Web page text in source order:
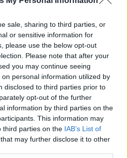
sale, sharing to third parties, or
or sensitive information for
please use the below opt-out
Please note that after your
you may continue seeing
personal information utilized by
disclosed to third parties prior to
opt-out of the further
information by third parties on the
This information may
third parties on the IAB’s List of
that may further disclose it to other
ellen?
nem említett dologról a
illetően Anthony Rapp
néhány részletet, kiemelve
az űrben előforduló
jelentőségét. Ezek
gombakutatásának
lesz a Csillagflotta és a
Maga a hadnagy viszont
szerint nem éppen a